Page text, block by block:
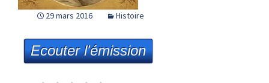
29 mars 2016 Histoire
Ecouter l'émission